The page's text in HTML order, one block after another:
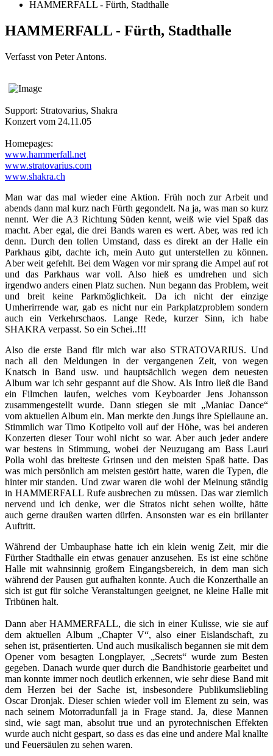
HAMMERFALL - Fürth, Stadthalle
HAMMERFALL - Fürth, Stadthalle
Verfasst von Peter Antons.
Support: Stratovarius, Shakra
Konzert vom 24.11.05
Homepages:
www.hammerfall.net
www.stratovarius.com
www.shakra.ch
Man war das mal wieder eine Aktion. Früh noch zur Arbeit und
abends dann mal kurz nach Fürth gegondelt. Na ja, was man so kurz
nennt. Wer die A3 Richtung Süden kennt, weiß wie viel Spaß das
macht. Aber egal, die drei Bands waren es wert. Aber, was red ich
denn. Durch den tollen Umstand, dass es direkt an der Halle ein
Parkhaus gibt, dachte ich, mein Auto gut unterstellen zu können.
Aber weit gefehlt. Bei dem Wagen vor mir sprang die Ampel auf rot
und das Parkhaus war voll. Also hieß es umdrehen und sich
irgendwo anders einen Platz suchen. Nun begann das Problem, weit
und breit keine Parkmöglichkeit. Da ich nicht der einzige
Umherirrende war, gab es nicht nur ein Parkplatzproblem sondern
auch ein Verkehrschaos. Lange Rede, kurzer Sinn, ich habe
SHAKRA verpasst. So ein Schei..!!!
Also die erste Band für mich war also STRATOVARIUS. Und
nach all den Meldungen in der vergangenen Zeit, von wegen
Knatsch in Band usw. und hauptsächlich wegen dem neuesten
Album war ich sehr gespannt auf die Show. Als Intro ließ die Band
ein Filmchen laufen, welches vom Keyboarder Jens Johansson
zusammengestellt wurde. Dann stiegen sie mit „Maniac Dance“
vom aktuellen Album ein. Man merkte den Jungs ihre Spiellaune an.
Stimmlich war Timo Kotipelto voll auf der Höhe, was bei anderen
Konzerten dieser Tour wohl nicht so war. Aber auch jeder andere
war bestens in Stimmung, wobei der Neuzugang am Bass Lauri
Polla wohl das breiteste Grinsen und den meisten Spaß hatte. Das
was mich persönlich am meisten gestört hatte, waren die Typen, die
hinter mir standen. Und zwar waren die wohl der Meinung ständig
in HAMMERFALL Rufe ausbrechen zu müssen. Das war ziemlich
nervend und ich denke, wer die Stratos nicht sehen wollte, hätte
auch gerne draußen warten dürfen. Ansonsten war es ein brillanter
Auftritt.
Während der Umbauphase hatte ich ein klein wenig Zeit, mir die
Fürther Stadthalle ein etwas genauer anzusehen. Es ist eine schöne
Halle mit wahnsinnig großem Eingangsbereich, in dem man sich
während der Pausen gut aufhalten konnte. Auch die Konzerthalle an
sich ist gut für solche Veranstaltungen geeignet, ne kleine Halle mit
Tribünen halt.
Dann aber HAMMERFALL, die sich in einer Kulisse, wie sie auf
dem aktuellen Album „Chapter V“, also einer Eislandschaft, zu
sehen ist, präsentierten. Und auch musikalisch begannen sie mit dem
Opener vom besagten Longplayer, „Secrets“ wurde zum Besten
gegeben. Danach wurde quer durch die Bandhistorie gearbeitet und
man konnte immer noch deutlich erkennen, wie sehr diese Band mit
dem Herzen bei der Sache ist, insbesondere Publikumsliebling
Oscar Dronjak. Dieser schien wieder voll im Element zu sein, was
nach seinem Motorradunfall ja in Frage stand. Ja, diese Mannen
sind, wie sagt man, absolut true und an pyrotechnischen Effekten
wurde auch nicht gespart, so dass es das eine und andere Mal knallte
und Feuersäulen zu sehen waren.